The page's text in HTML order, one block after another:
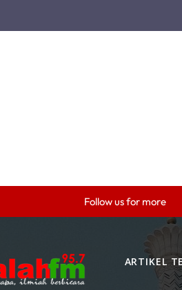
Follow us for more
ARTIKEL